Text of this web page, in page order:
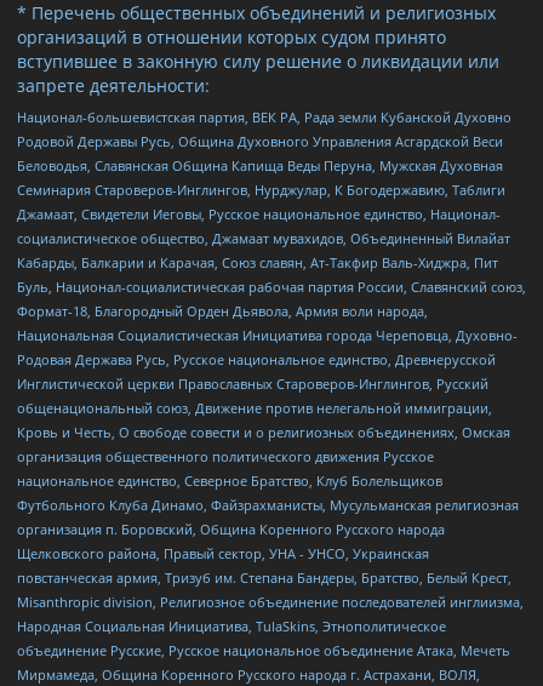
* Перечень общественных объединений и религиозных
организаций в отношении которых судом принято
вступившее в законную силу решение о ликвидации или
запрете деятельности:
Национал-большевистская партия, ВЕК РА, Рада земли Кубанской Духовно
Родовой Державы Русь, Община Духовного Управления Асгардской Веси
Беловодья, Славянская Община Капища Веды Перуна, Мужская Духовная
Семинария Староверов-Инглингов, Нурджулар, К Богодержавию, Таблиги
Джамаат, Свидетели Иеговы, Русское национальное единство, Национал-
социалистическое общество, Джамаат мувахидов, Объединенный Вилайат
Кабарды, Балкарии и Карачая, Союз славян, Ат-Такфир Валь-Хиджра, Пит
Буль, Национал-социалистическая рабочая партия России, Славянский союз,
Формат-18, Благородный Орден Дьявола, Армия воли народа,
Национальная Социалистическая Инициатива города Череповца, Духовно-
Родовая Держава Русь, Русское национальное единство, Древнерусской
Инглистической церкви Православных Староверов-Инглингов, Русский
общенациональный союз, Движение против нелегальной иммиграции,
Кровь и Честь, О свободе совести и о религиозных объединениях, Омская
организация общественного политического движения Русское
национальное единство, Северное Братство, Клуб Болельщиков
Футбольного Клуба Динамо, Файзрахманисты, Мусульманская религиозная
организация п. Боровский, Община Коренного Русского народа
Щелковского района, Правый сектор, УНА - УНСО, Украинская
повстанческая армия, Тризуб им. Степана Бандеры, Братство, Белый Крест,
Misanthropic division, Религиозное объединение последователей инглиизма,
Народная Социальная Инициатива, TulaSkins, Этнополитическое
объединение Русские, Русское национальное объединение Атака, Мечеть
Мирмамеда, Община Коренного Русского народа г. Астрахани, ВОЛЯ,